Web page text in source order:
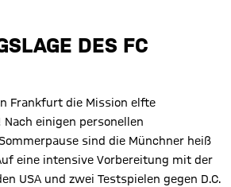
Galerie
DES FC
Frankfurt die Mission elfte
einigen personellen
sind die Münchner heiß
eine intensive Vorbereitung mit der
USA und zwei Testspielen gegen D.C.